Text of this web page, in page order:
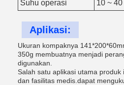
Suhu operasi 10 ~ 40
Aplikasi:
Ukuran kompaknya
350g membuatnya menjadi
digunakan.
Salah satu aplikasi utama
dan fasilitas medis.dapat